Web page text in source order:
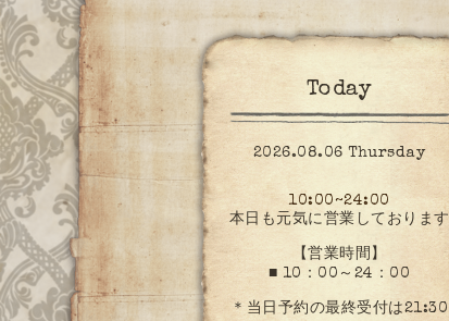
Today
2026.08.06 Thursday
10:00~24:00
本日も元気に営業しております
【営業時間】
■ 10：00～24：00
＊当日予約の最終受付は21:30